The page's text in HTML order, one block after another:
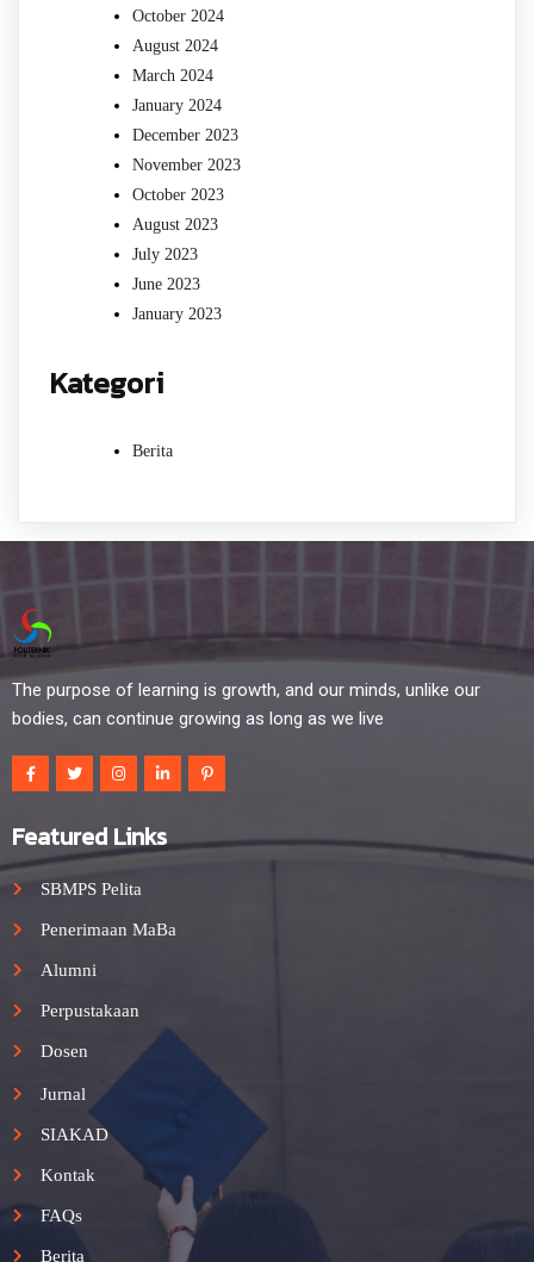
October 2024
August 2024
March 2024
January 2024
December 2023
November 2023
October 2023
August 2023
July 2023
June 2023
January 2023
Kategori
Berita
The purpose of learning is growth, and our minds, unlike our
bodies, can continue growing as long as we live
Featured Links
SBMPS Pelita
Penerimaan MaBa
Alumni
Perpustakaan
Dosen
Jurnal
SIAKAD
Kontak
FAQs
Berita